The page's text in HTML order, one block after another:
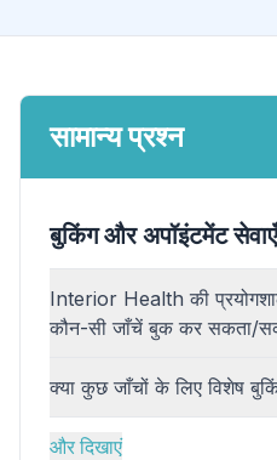
सामान्य प्रश्न
बुकिंग और अपॉइंटमेंट सेवाएँ
Interior Health की
कौन-सी जाँचें बुक कर सकता/
क्या कुछ जाँचों के लिए विशेष
और दिखाएं